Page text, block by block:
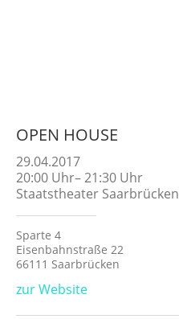
OPEN HOUSE
29.04.2017
20:00 Uhr–21:30 Uhr
Staatstheater Saarbrücken
Sparte 4
Eisenbahnstraße 22
66111 Saarbrücken
zur Website